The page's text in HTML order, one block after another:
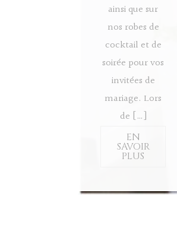
ainsi que sur
nos robes de
cocktail et de
soirée pour vos
invitées de
mariage. Lors
de […]
EN
SAVOIR
PLUS